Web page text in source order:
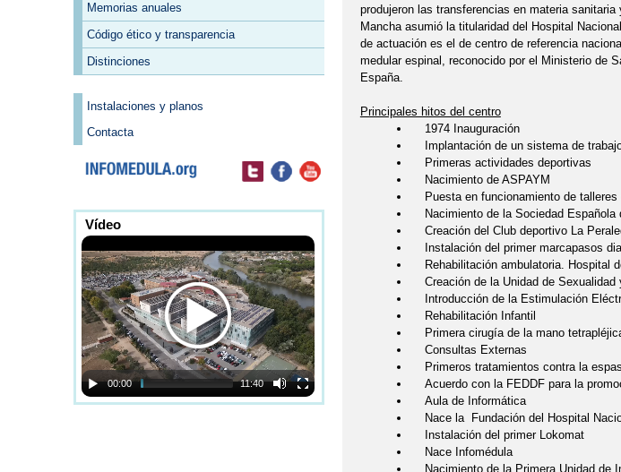
Memorias anuales
Código ético y transparencia
Distinciones
Instalaciones y planos
Contacta
Vídeo
00:00 11:40
produjeron las transferencias en materia
Mancha asumió la titularidad del Hospital
de actuación es el de centro de referencia
medular espinal, reconocido por el Ministerio de
España.
Principales hitos del centro
1974 Inauguración
Implantación de un sistema de
Primeras actividades deportivas
Nacimiento de ASPAYM
Puesta en funcionamiento de talleres
Nacimiento de la Sociedad Española
Creación del Club deportivo La
Instalación del primer marcapasos
Rehabilitación ambulatoria. Hospital
Creación de la Unidad de Sexualidad
Introducción de la Estimulación
Rehabilitación Infantil
Primera cirugía de la mano
Consultas Externas
Primeros tratamientos contra la
Acuerdo con la FEDDF para la
Aula de Informática
Nace la Fundación del Hospital
Instalación del primer Lokomat
Nace Infomédula
Nacimiento de la Primera Unidad de